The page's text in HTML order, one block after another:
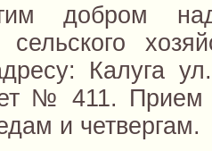
добром
сельского
Калуга
№ 411. Прием
и четвергам.